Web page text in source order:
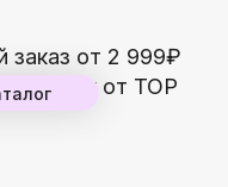
заказ от 2 999₽
подарок от TOP